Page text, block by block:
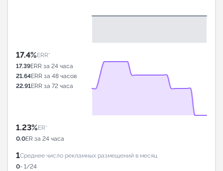
17.4%ERR*
17.39ERR за 24 часа
21.64ERR за 48 часов
22.91ERR за 72 часа
1.23%ER*
0.0ER за 24 часа
1Среднее число рекламных размещений в месяц
0- 1/24